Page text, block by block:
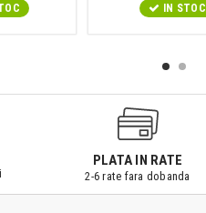
IN STOC
PLATA IN RATE
2-6 rate fara dobanda